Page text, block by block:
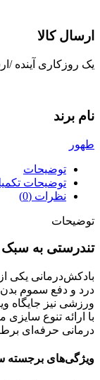
ارسال کالا
یک روزکاری آینده
نام برند
طهور
توضیحات
توضیحات
نظرات (0)
توضیحات
تندرستی به سبک
بادکش‌درمانی یکی
درد و دفع سموم
ورزشی نیز جایگاه
با ارائه تنوع
درمانی حرفه‌ای
ویژگی‌های برجسته ست ۱۰ عددی